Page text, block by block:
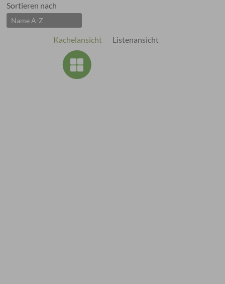
Sortieren nach
Listenansicht
Kachelansicht